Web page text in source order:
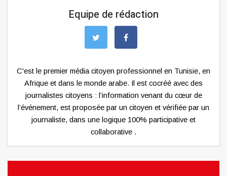
Equipe de rédaction
C'est le premier média citoyen professionnel en Tunisie, en
Afrique et dans le monde arabe. Il est cocréé avec des
journalistes citoyens : l’information venant du cœur de
l’événement, est proposée par un citoyen et vérifiée par un
journaliste, dans une logique 100% participative et
collaborative .